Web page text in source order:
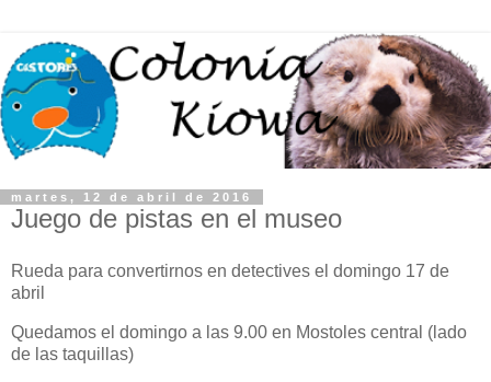
martes, 12 de abril de 2016
Juego de pistas en el museo
Rueda para convertirnos en detectives el domingo 17 de
abril
Quedamos el domingo a las 9.00 en Mostoles central (lado
de las taquillas)